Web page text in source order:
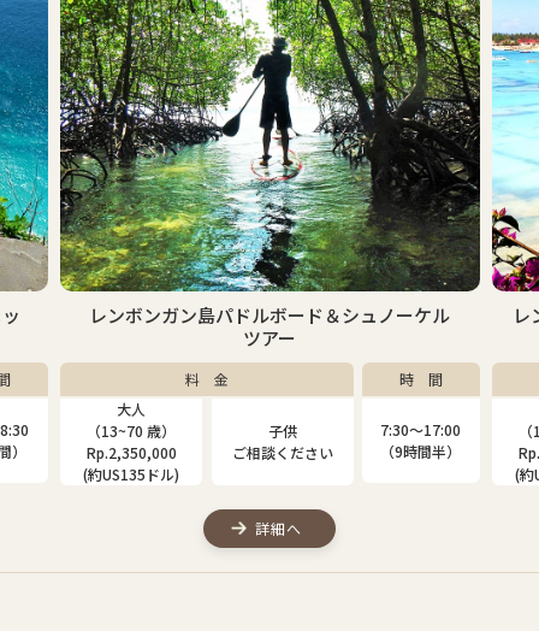
）
レンボンガン島マングローブ＆シュノーケルツ
アー
料 金
大人
（13~80 歳）
Rp.2,000,000
(約US115ドル)
（4~12 歳）
Rp.1,310,000
時 間
7:30〜17:00
（9時間半）
詳細へ
(約